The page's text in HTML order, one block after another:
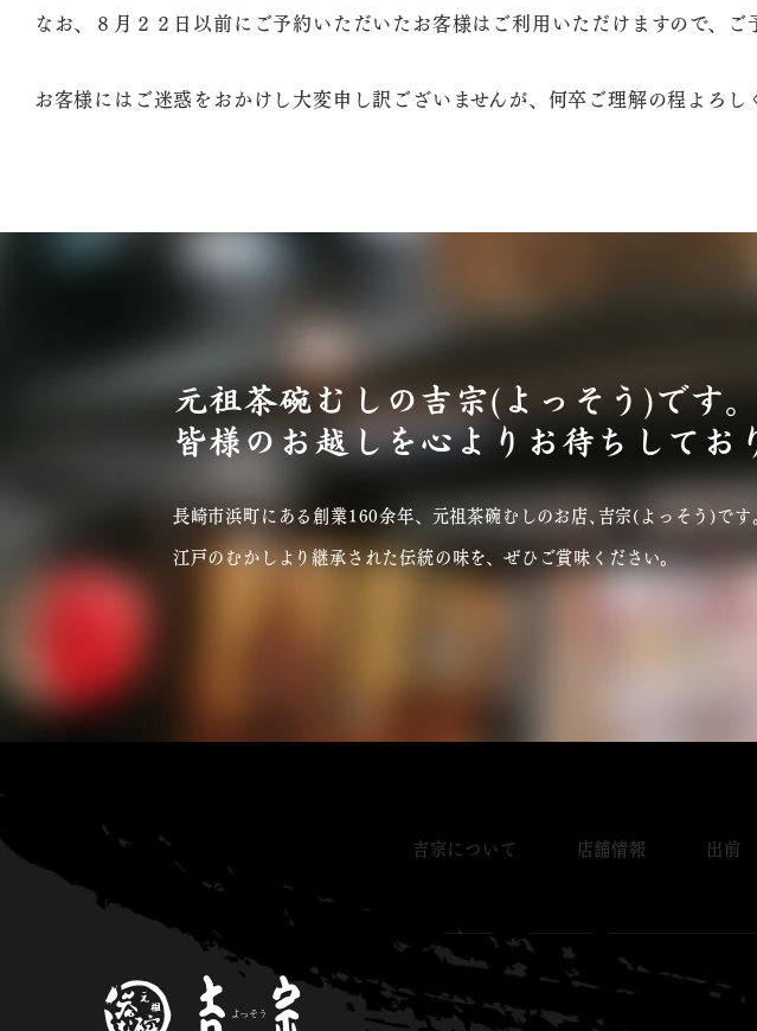
なお、８月２２日以前にご予約いただいたお客様はご利用いただけますので、ご
お客様にはご迷惑をおかけし大変申し訳ございませんが、何卒ご理解の程よろし
元祖茶碗むしの吉宗(よっそう)です。
皆様のお越しを心よりお待ちしてお
長崎市浜町にある創業160余年、元祖茶碗むしのお店､吉宗(よっそう)です｡
江戸のむかしより継承された伝統の味を、ぜひご賞味ください。
吉宗について 店舗情報 出前